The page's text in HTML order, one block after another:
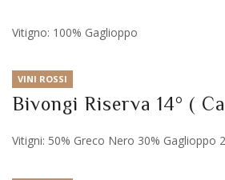
Vitigno: 100% Gaglioppo
VINI ROSSI
Bivongi Riserva 14° (
Vitigni: 50% Greco Nero 30% Gaglioppo